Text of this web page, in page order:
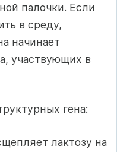
палочки. Если
в среду,
начинает
участвующих в
гена:
лактозу на